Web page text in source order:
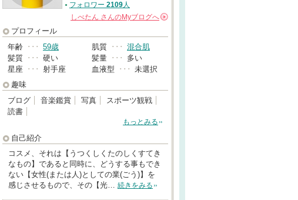
フォロワー 2109人
しべたん さんのMyブログへ
プロフィール
年齢 ･･･ 59歳 肌質 ･･･ 混合肌
髪質 ･･･ 硬い 髪量 ･･･
多い
星座 ･･･ 射手座 血液型 ･･･ 未選択
趣味
ブログ
音楽鑑賞 写真
スポーツ観戦
読書
もっとみる
自己紹介
コスメ、それは【うつくしくたのしくすてき
なもの】であると同時に、どうする事もでき
ない【女性(または人)としての業(ごう)】を
感じさせるもので、その【光… 続きをみる